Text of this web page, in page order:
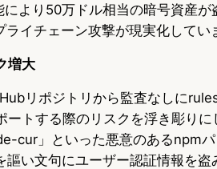
より50万ドル相当の暗号資産
イチェーン攻撃が現実化してい
増大
リポジトリから監査なしに
ートする際のリスクを浮き彫り
cur」といった悪意のあるnpm
い文句にユーザー認証情報を盗